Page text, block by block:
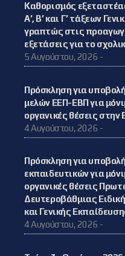
Καθορισμός
Α’, Β’ και Γ’ τάξεων
γραπτώς στις
εξετάσεις για το
5 Αυγούστου, 2026 -
Πρόσκληση για
μελών ΕΕΠ-ΕΒΠ για
οργανικές θέσεις στην
4 Αυγούστου, 2026 -
Πρόσκληση για
εκπαιδευτικών για
οργανικές θέσεις
Δευτεροβάθμιας
και Γενικής
4 Αυγούστου, 2026 -